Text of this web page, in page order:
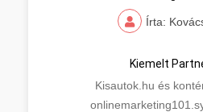
Írta:
Kiemelt
Kisautok.hu és